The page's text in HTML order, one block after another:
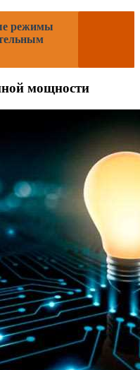
режимы
мощности